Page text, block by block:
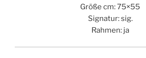
Größe cm: 75×55
Signatur: sig.
Rahmen: ja